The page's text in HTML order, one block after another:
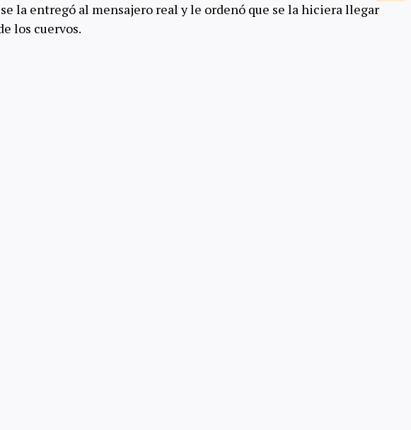
se la entregó al mensajero real y le ordenó que se la hiciera llegar
los cuervos.